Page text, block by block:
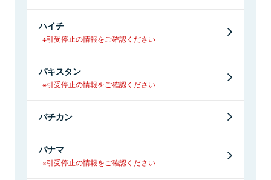
ハイチ
※引受停止の情報をご確認ください
パキスタン
※引受停止の情報をご確認ください
バチカン
パナマ
※引受停止の情報をご確認ください